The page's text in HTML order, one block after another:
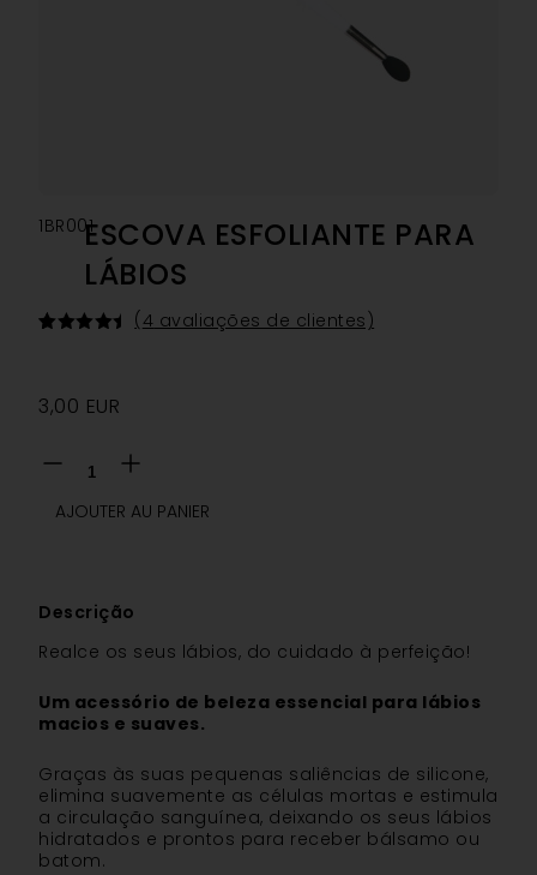
ESCOVA ESFOLIANTE PARA
LÁBIOS
1BR001
base em
classificações
(4 avaliações de clientes)
3,00 EUR
Descrição
Realce os seus lábios, do cuidado à perfeição!
Um acessório de beleza essencial para lábios
macios e suaves.
Graças às suas pequenas saliências de silicone,
elimina suavemente as células mortas e estimula
a circulação sanguínea, deixando os seus lábios
hidratados e prontos para receber bálsamo ou
batom.
AJOUTER AU PANIER